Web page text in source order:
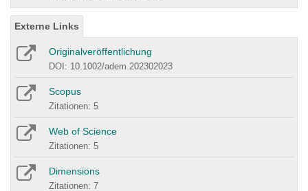
Externe Links
Originalveröffentlichung
DOI: 10.1002/adem.202302023
Scopus
Zitationen: 5
Web of Science
Zitationen: 5
Dimensions
Zitationen: 7